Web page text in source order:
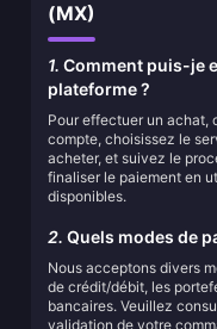
(MX)
1. Comment puis-je
plateforme ?
Pour effectuer un
compte, choisissez le
acheter, et suivez le
finaliser le paiement en
disponibles.
2. Quels modes de
Nous acceptons divers
de crédit/débit, les
bancaires. Veuillez
validation de votre